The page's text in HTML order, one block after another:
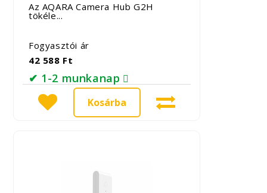
Az AQARA Camera Hub G2H
tökéle...
Fogyasztói ár
42 588 Ft
✔ 1-2 munkanap
Kosárba